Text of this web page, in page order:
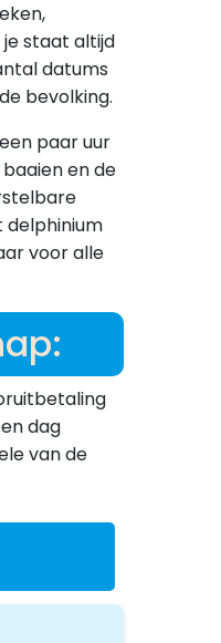
staat altijd
datums
bevolking.
paar uur
en de
delphinium
voor alle
dag
van de